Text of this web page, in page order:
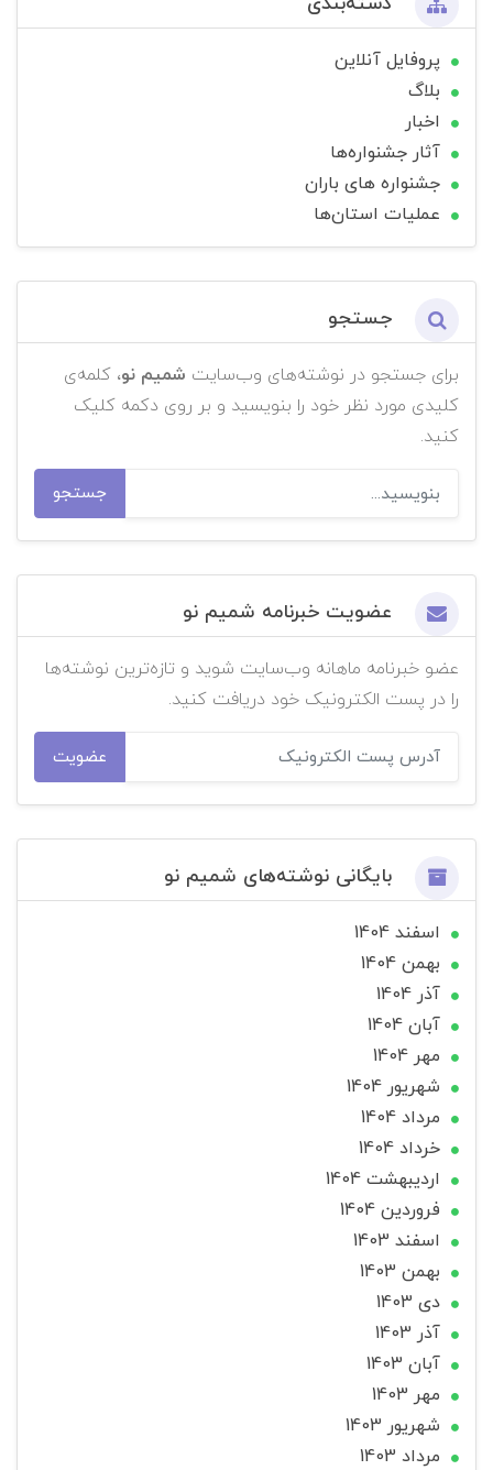
پروفایل آنلاین
بلاگ
اخبار
آثار جشنواره‌ها
جشنواره های باران
عملیات استان‌ها
جستجو
برای جستجو در نوشته‌های وب‌سایت شمیم نو، کلمه‌ی
کلیدی مورد نظر خود را بنویسید و بر روی دکمه کلیک
کنید.
جستجو
عضویت خبرنامه شمیم نو
عضو خبرنامه ماهانه وب‌سایت شوید و تازه‌ترین نوشته‌ها
را در پست الکترونیک خود دریافت کنید.
عضویت
بایگانی نوشته‌های شمیم نو
اسفند 1404
بهمن 1404
آذر 1404
آبان 1404
مهر 1404
شهریور 1404
مرداد 1404
خرداد 1404
ارديبهشت 1404
فروردین 1404
اسفند 1403
بهمن 1403
دی 1403
آذر 1403
آبان 1403
مهر 1403
شهریور 1403
مرداد 1403